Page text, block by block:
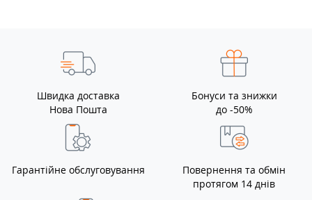
Швидка доставка
Нова Пошта
Бонуси та знижки
до -50%
Гарантійне обслуговування
Повернення та обмін
протягом 14 днів